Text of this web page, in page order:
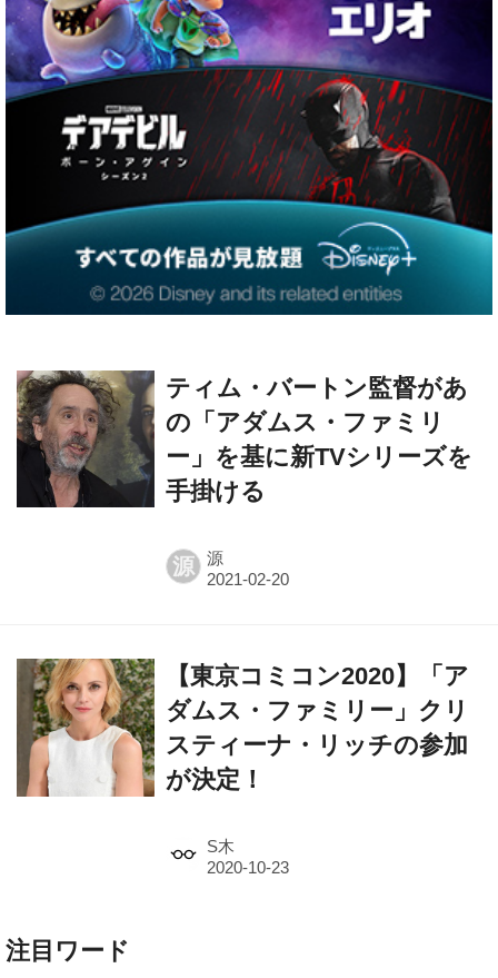
ティム・バートン監督があ
の「アダムス・ファミリ
ー」を基に新TVシリーズを
手掛ける
源 源
【東京コミコン2020】「ア
ダムス・ファミリー」クリ
スティーナ・リッチの参加
が決定！
S木
注目ワード